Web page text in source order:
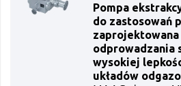
Pompa
do zastosowań
zaprojektowana
odprowadzania
wysokiej
układów